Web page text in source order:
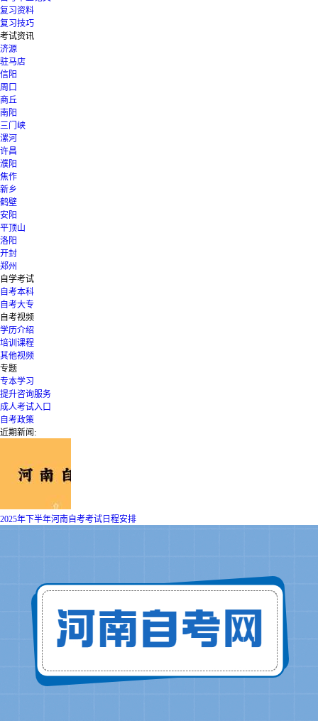
复习资料
复习技巧
考试资讯
济源
驻马店
信阳
周口
商丘
南阳
三门峡
漯河
许昌
濮阳
焦作
新乡
鹤壁
安阳
平顶山
洛阳
开封
郑州
自学考试
自考本科
自考大专
自考视频
学历介绍
培训课程
其他视频
专题
专本学习
提升咨询服务
成人考试入口
自考政策
近期新闻:
2025年下半年河南自考考试日程安排